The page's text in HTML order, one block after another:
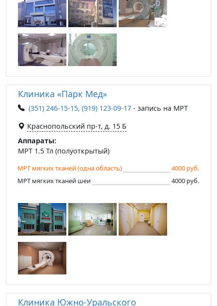
Клиника «Парк Мед»
(351) 246-15-15, (919) 123-09-17 - запись на МРТ
Краснопольский пр-т, д. 15 Б
Аппараты:
МРТ 1.5 Тл (полуоткрытый)
МРТ мягких тканей (одна область)
4000 руб.
МРТ мягких тканей шеи
4000 руб.
Клиника Южно-Уральского